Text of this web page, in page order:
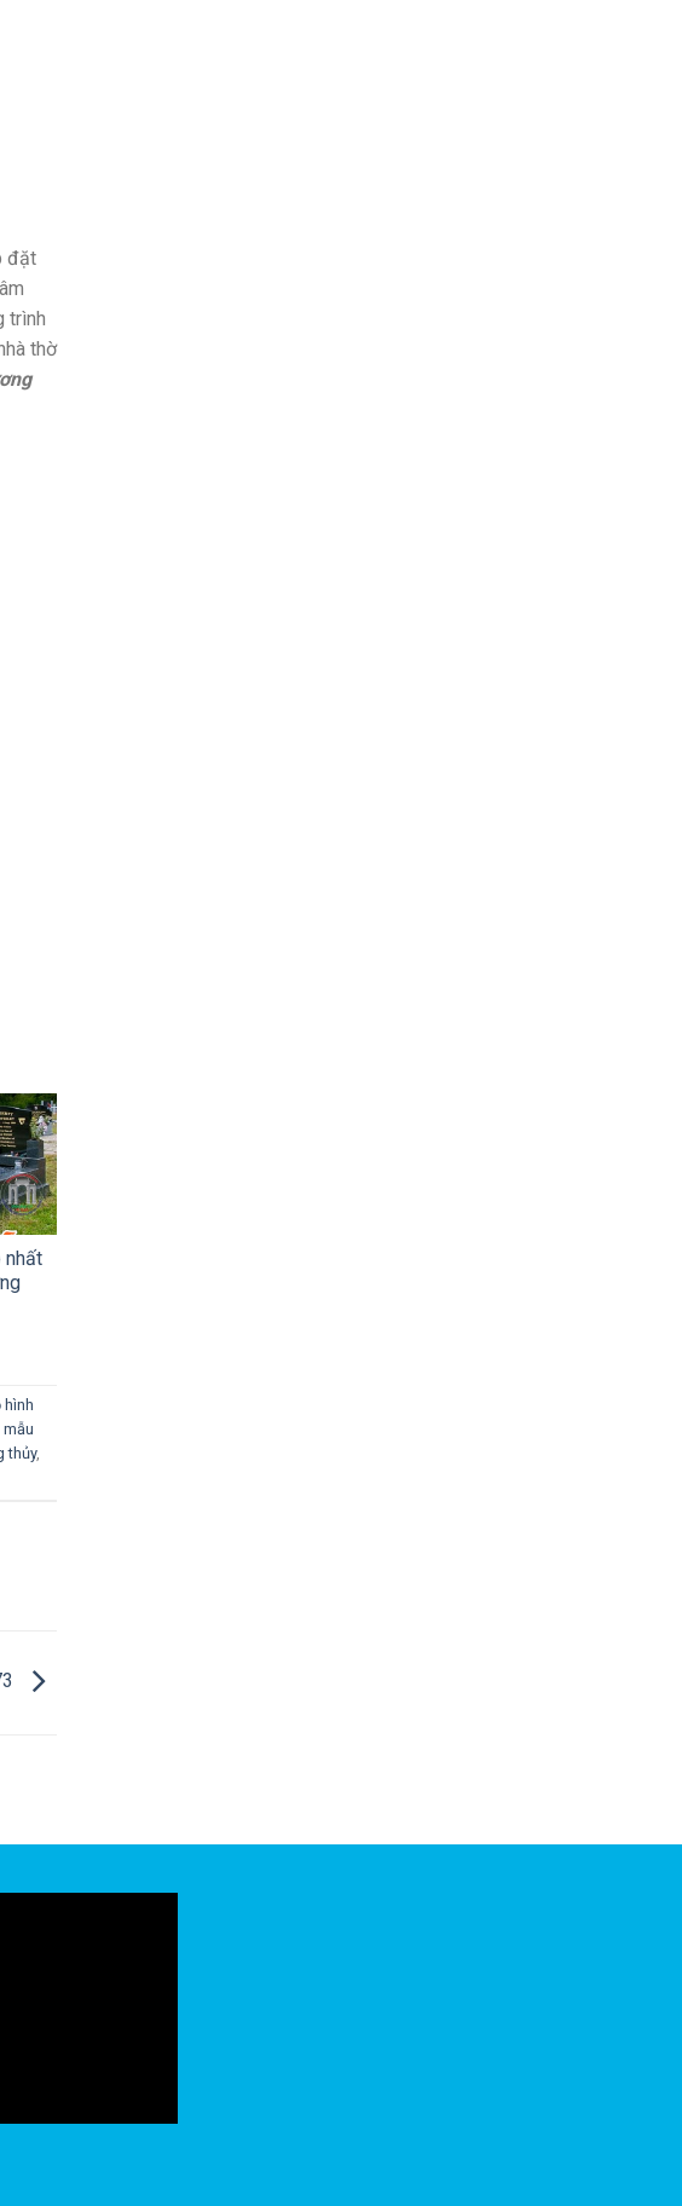
đặt
trình
thờ
nhất
hình
mẫu
thủy,